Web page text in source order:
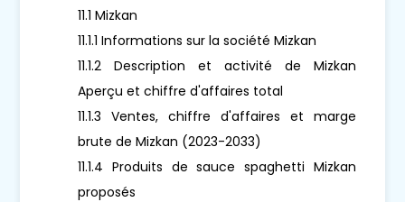
11.1 Mizkan
11.1.1 Informations sur la société Mizkan
11.1.2 Description et activité de Mizkan
Aperçu et chiffre d'affaires total
11.1.3 Ventes, chiffre d'affaires et marge
brute de Mizkan (2023-2033)
11.1.4 Produits de sauce spaghetti Mizkan
proposés